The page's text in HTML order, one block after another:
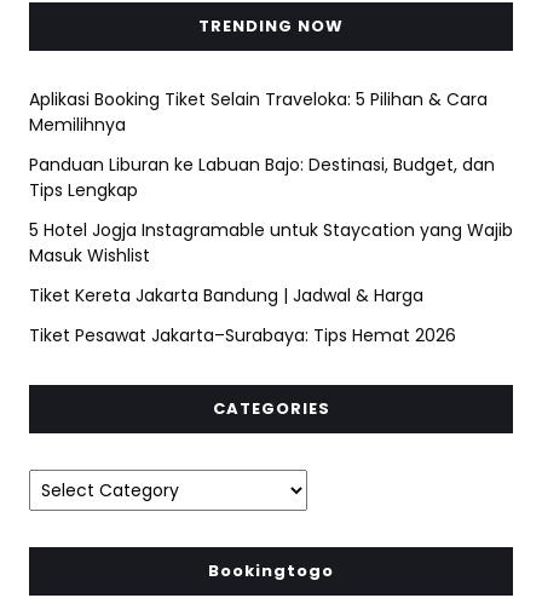
TRENDING NOW
Aplikasi Booking Tiket Selain Traveloka: 5 Pilihan & Cara
Memilihnya
Panduan Liburan ke Labuan Bajo: Destinasi, Budget, dan
Tips Lengkap
5 Hotel Jogja Instagramable untuk Staycation yang Wajib
Masuk Wishlist
Tiket Kereta Jakarta Bandung | Jadwal & Harga
Tiket Pesawat Jakarta–Surabaya: Tips Hemat 2026
CATEGORIES
Bookingtogo